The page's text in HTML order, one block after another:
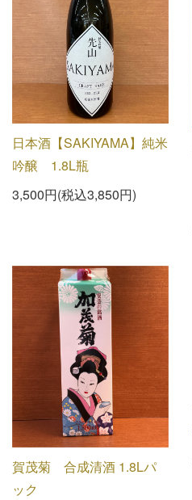
日本酒【SAKIYAMA】純米
吟醸 1.8L瓶
3,500円(税込3,850円)
賀茂菊 合成清酒 1.8Lパ
ック